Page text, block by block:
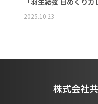
2025.10.23
株式会社